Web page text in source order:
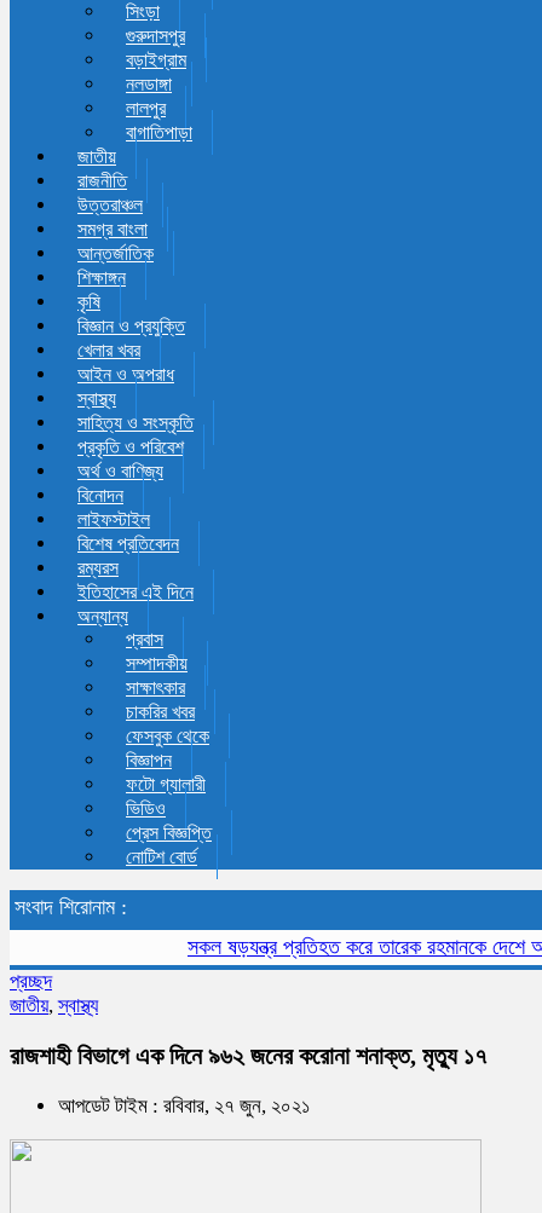
সিংড়া
গুরুদাসপুর
বড়াইগ্রাম
নলডাঙ্গা
লালপুর
বাগাতিপাড়া
জাতীয়
রাজনীতি
উত্তরাঞ্চল
সমগ্র বাংলা
আন্তর্জাতিক
শিক্ষাঙ্গন
কৃষি
বিজ্ঞান ও প্রযুক্তি
খেলার খবর
আইন ও অপরাধ
স্বাস্থ্য
সাহিত্য ও সংস্কৃতি
প্রকৃতি ও পরিবেশ
অর্থ ও বাণিজ্য
বিনোদন
লাইফস্টাইল
বিশেষ প্রতিবেদন
রম্যরস
ইতিহাসের এই দিনে
অন্যান্য
প্রবাস
সম্পাদকীয়
সাক্ষাৎকার
চাকরির খবর
ফেসবুক থেকে
বিজ্ঞাপন
ফটো গ্যালারী
ভিডিও
প্রেস বিজ্ঞপ্তি
নোটিশ বোর্ড
সংবাদ শিরোনাম :
সকল ষড়যন্ত্র প্রতিহত করে তারেক রহমানকে দেশে আনতে
প্রচ্ছদ
জাতীয়,স্বাস্থ্য
রাজশাহী বিভাগে এক দিনে ৯৬২ জনের করোনা শনাক্ত, মৃত্যু ১৭
আপডেট টাইম : রবিবার, ২৭ জুন, ২০২১